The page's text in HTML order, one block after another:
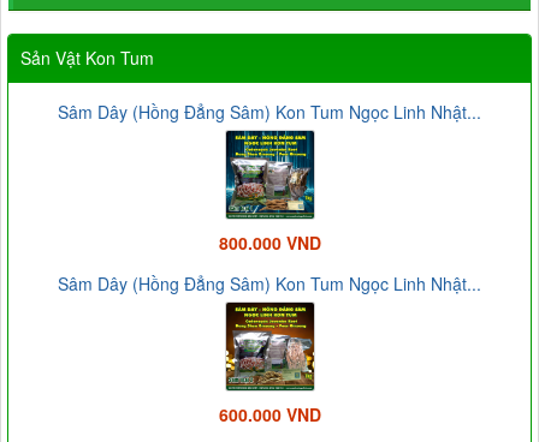
Sản Vật Kon Tum
Sâm Dây (Hồng Đẳng Sâm) Kon Tum Ngọc Linh Nhật...
800.000 VND
Sâm Dây (Hồng Đẳng Sâm) Kon Tum Ngọc Linh Nhật...
600.000 VND